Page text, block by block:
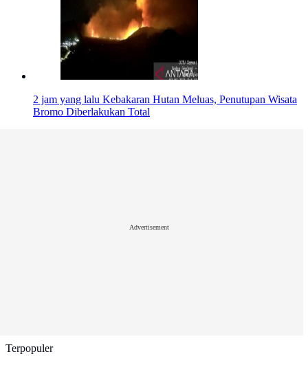
2 jam yang lalu Kebakaran Hutan Meluas, Penutupan Wisata
Bromo Diberlakukan Total
Advertisement
Terpopuler